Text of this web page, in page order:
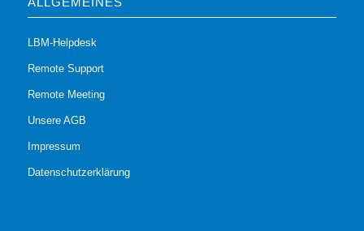
LBM-Helpdesk
Remote Support
Remote Meeting
Unsere AGB
Impressum
Datenschutzerklärung